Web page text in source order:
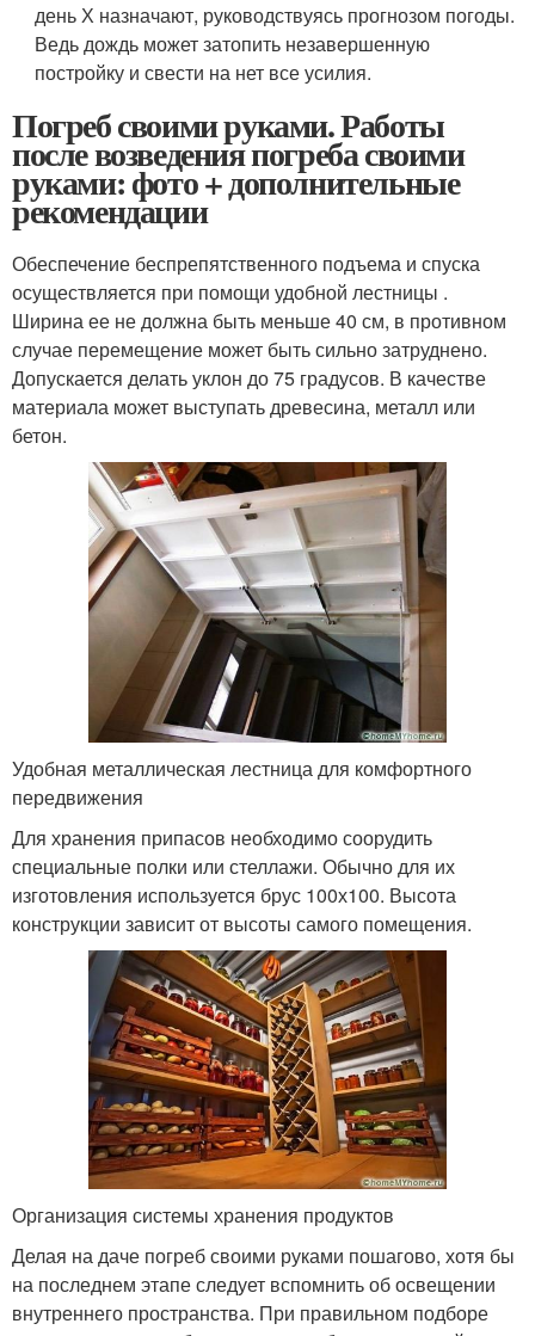
день Х назначают, руководствуясь прогнозом погоды.
Ведь дождь может затопить незавершенную
постройку и свести на нет все усилия.
Погреб своими руками. Работы
после возведения погреба своими
руками: фото + дополнительные
рекомендации
Обеспечение беспрепятственного подъема и спуска
осуществляется при помощи удобной лестницы .
Ширина ее не должна быть меньше 40 см, в противном
случае перемещение может быть сильно затруднено.
Допускается делать уклон до 75 градусов. В качестве
материала может выступать древесина, металл или
бетон.
Удобная металлическая лестница для комфортного
передвижения
Для хранения припасов необходимо соорудить
специальные полки или стеллажи. Обычно для их
изготовления используется брус 100х100. Высота
конструкции зависит от высоты самого помещения.
Организация системы хранения продуктов
Делая на даче погреб своими руками пошагово, хотя бы
на последнем этапе следует вспомнить об освещении
внутреннего пространства. При правильном подборе